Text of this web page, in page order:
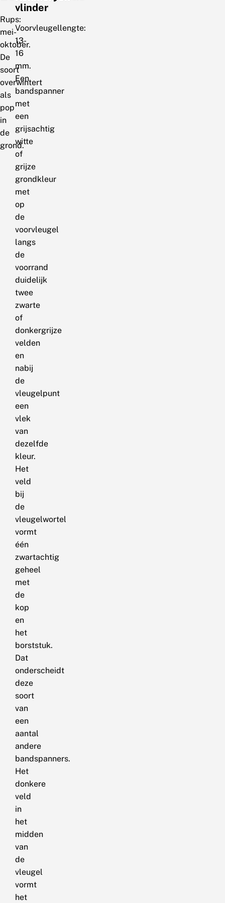
Rups:
mei-
oktober.
De
soort
overwintert
als
pop
in
de
grond.
vlinder
Voorvleugellengte:
13-
16
mm.
Een
bandspanner
met
een
grijsachtig
witte
of
grijze
grondkleur
met
op
de
voorvleugel
langs
de
voorrand
duidelijk
twee
zwarte
of
donkergrijze
velden
en
nabij
de
vleugelpunt
een
vlek
van
dezelfde
kleur.
Het
veld
bij
de
vleugelwortel
vormt
één
zwartachtig
geheel
met
de
kop
en
het
borststuk.
Dat
onderscheidt
deze
soort
van
een
aantal
andere
bandspanners.
Het
donkere
veld
in
het
midden
van
de
vleugel
vormt
het